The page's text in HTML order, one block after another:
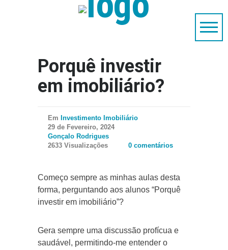
Porquê investir
em imobiliário?
Em Investimento Imobiliário
29 de Fevereiro, 2024
Gonçalo Rodrigues
2633 Visualizações
0 comentários
Começo sempre as minhas aulas desta
forma, perguntando aos alunos “Porquê
investir em imobiliário”?
Gera sempre uma discussão profícua e
saudável, permitindo-me entender o